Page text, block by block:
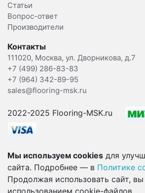
Статьи
Вопрос-ответ
Производители
Контакты
111020, Москва, ул. Дворникова, д.7
+7 (499) 286-83-83
+7 (964) 342-89-95
sales@flooring-msk.ru
2022-2025 Flooring-MSK.ru
Мы используем cookies для
сайта. Подробнее — в Политике
Продолжая использовать сайт,